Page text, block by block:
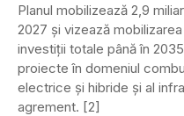
Planul mobilizează 2,9
2027 și vizează
investiții totale până în
proiecte în domeniul
electrice și hibride și al
agrement. [2]